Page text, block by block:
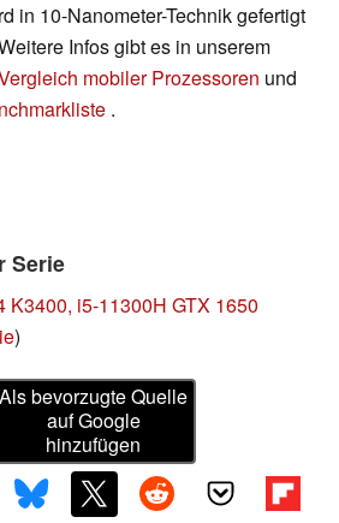
in 10-Nanometer-Technik gefertigt
Infos gibt es in unserem
mobiler Prozessoren und
.
Serie
K3400, i5-11300H GTX 1650
)
Als bevorzugte Quelle
auf Google
hinzufügen